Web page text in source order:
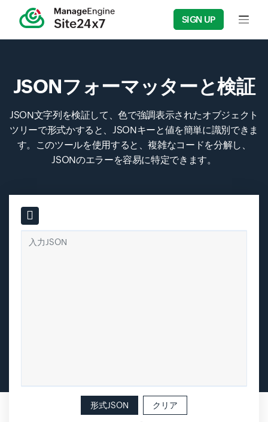
SIGN UP Input
JSONフォーマッターと検証
JSON文字列を検証して、色で強調表示されたオブジェクト
ツリーで形式かすると、JSONキーと値を簡単に識別できま
す。このツールを使用すると、複雑なコードを分解し、
JSONのエラーを容易に特定できます。
Input field
入力JSON
形式JSON クリア